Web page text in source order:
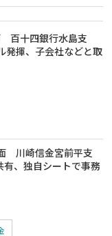
百十四銀行水島支
発揮、子会社などと取
川崎信金宮前平支
有、独自シートで事務